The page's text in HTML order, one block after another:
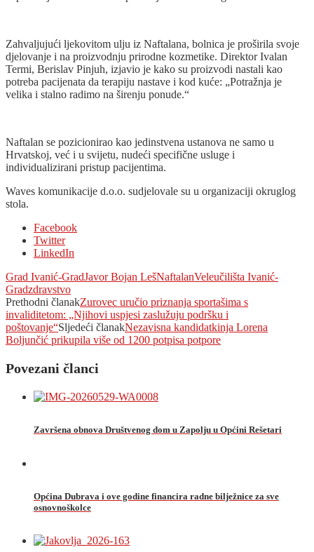
Zahvaljujući ljekovitom ulju iz Naftalana, bolnica je proširila svoje
djelovanje i na proizvodnju prirodne kozmetike. Direktor Ivalan
Termi, Berislav Pinjuh, izjavio je kako su proizvodi nastali kao
potreba pacijenata da terapiju nastave i kod kuće: „Potražnja je
velika i stalno radimo na širenju ponude.“
Naftalan se pozicionirao kao jedinstvena ustanova ne samo u
Hrvatskoj, već i u svijetu, nudeći specifične usluge i
individualizirani pristup pacijentima.
Waves komunikacije d.o.o. sudjelovale su u organizaciji okruglog
stola.
Facebook
Twitter
LinkedIn
Grad Ivanić-GradJavor Bojan LešNaftalanVeleučilišta Ivanić-
Gradzdravstvo
Prethodni članakZurovec uručio priznanja sportašima s
invaliditetom: „Njihovi uspjesi zaslužuju podršku i
poštovanje“Sljedeći članakNezavisna kandidatkinja Lorena
Boljunčić prikupila više od 1200 potpisa potpore
Povezani članci
Završena obnova Društvenog dom u Zapolju u Općini Rešetari
Općina Dubrava i ove godine financira radne bilježnice za sve
osnovnoškolce